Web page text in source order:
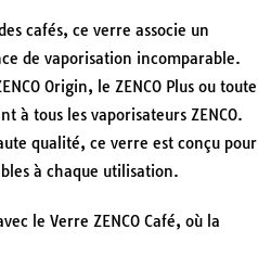
cafés, ce verre associe un
de vaporisation incomparable.
Origin, le ZENCO Plus ou toute
à tous les vaporisateurs ZENCO.
qualité, ce verre est conçu pour
à chaque utilisation.
le Verre ZENCO Café, où la